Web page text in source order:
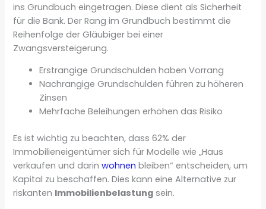
ins Grundbuch eingetragen. Diese dient als Sicherheit
für die Bank. Der Rang im Grundbuch bestimmt die
Reihenfolge der Gläubiger bei einer
Zwangsversteigerung.
Erstrangige Grundschulden haben Vorrang
Nachrangige Grundschulden führen zu höheren
Zinsen
Mehrfache Beleihungen erhöhen das Risiko
Es ist wichtig zu beachten, dass 62% der
Immobilieneigentümer sich für Modelle wie „Haus
verkaufen und darinwohnen bleiben“ entscheiden, um
Kapital zu beschaffen. Dies kann eine Alternative zur
riskanten Immobilienbelastung sein.